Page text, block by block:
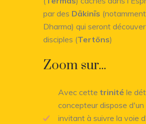
par des Dākinīs (notamment
Dharma) qui seront
disciples (Tertöns)
Zoom sur...
Avec cette trinité le
concepteur dispose
invitant à suivre la voie